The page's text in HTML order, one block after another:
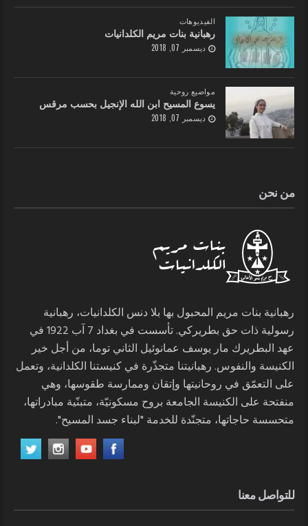
الفيديوهات
رهبانية بنات مريم الكلدانيات
ديسمبر 07, 2018
مواضيع روحية
يسوع المسيح ابن الله الإنجيل بحسب مرقس
ديسمبر 07, 2018
من نحن
رهبانية بنات مريم المحبول بها بلا دنس الكلدانيات، رهبانية
رسولية ذات حق بطريركي. تأسست في بغداد 7 آب 1922 في
عهد البطريرك مار يوسف عمانوئيل الثاني توما، من أجل خير
الكنيسة والنفوس. رهبانيتنا متجذّرة في كنيستنا الكلدانية، وتعمل
على التعمّق في روحانيتها وإتقان وممارسة طقوسها، وهي
منفتحة على الكنيسة الجامعة بروح مسكونيّة، متبنّية مبادراتها،
متحسسة حاجاتها، متجنّدة للخدمة "لبناء جسد المسيح".
للتواصل معنا